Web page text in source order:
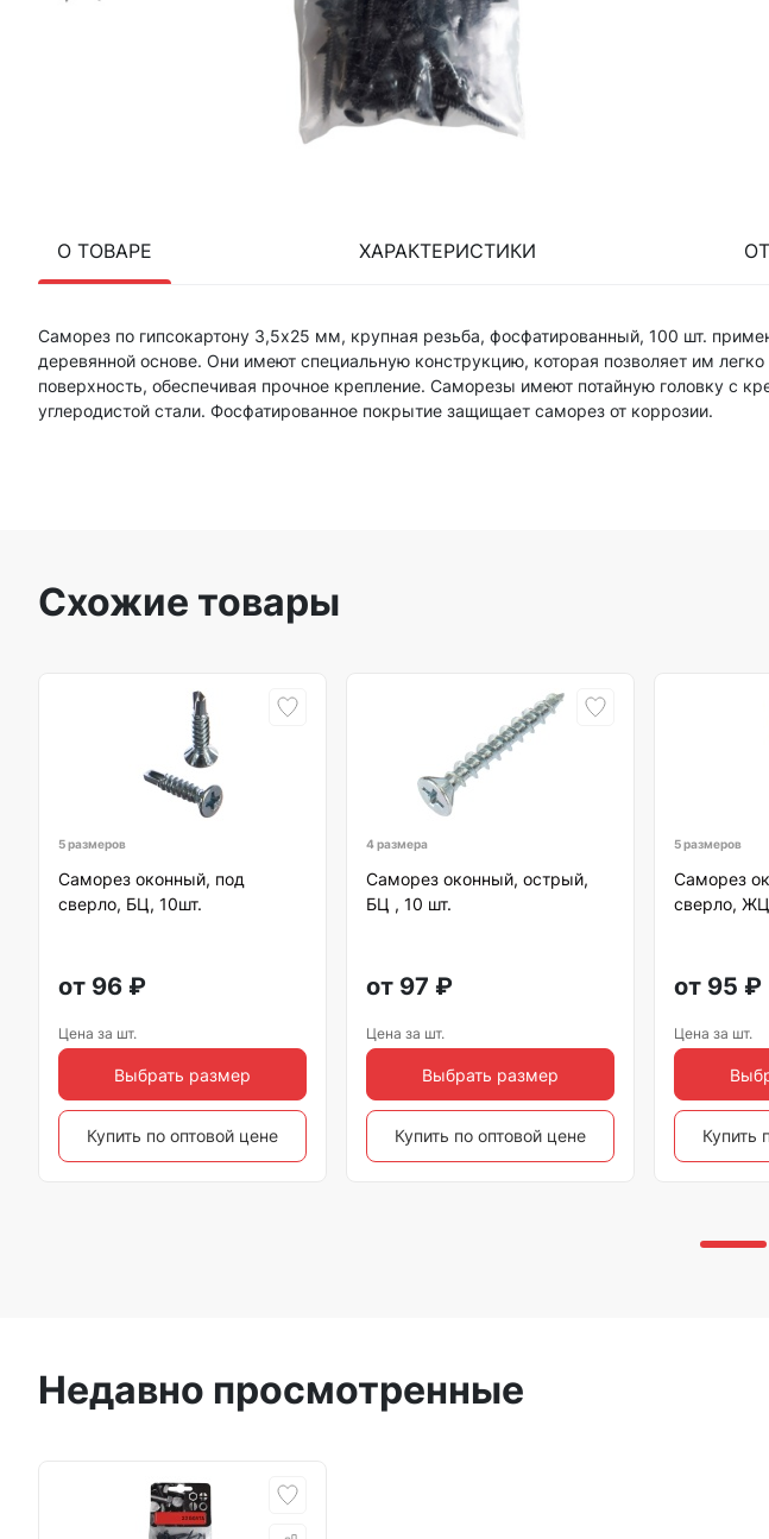
О ТОВАРЕ ХАРАКТЕРИСТИКИ
Саморез по гипсокартону 3,5х25 мм, крупная резьба, фосфатированный, 100 шт.
деревянной основе. Они имеют специальную конструкцию, которая позволяет им
поверхность, обеспечивая прочное крепление. Саморезы имеют потайную головку с
углеродистой стали. Фосфатированное покрытие защищает саморез от коррозии.
Схожие товары
5 размеров
Саморез оконный, под
сверло, БЦ, 10шт.
от 96 ₽
Цена за шт.
Выбрать размер
Купить по оптовой цене
4 размера
Саморез оконный, острый,
БЦ , 10 шт.
от 97 ₽
Цена за шт.
Выбрать размер
Купить по оптовой цене
5 размеров
Саморез
сверло,
от 95 ₽
Цена за шт.
Купить
Недавно просмотренные